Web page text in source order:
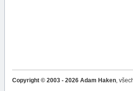
Copyright © 2003 - 2026 Adam Haken,